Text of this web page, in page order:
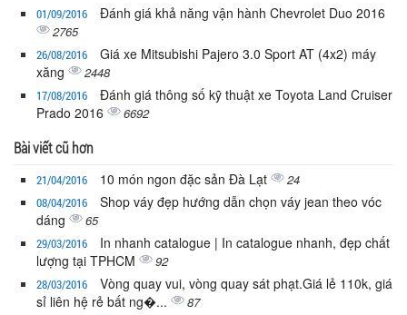
01/09/2016 Đánh giá khả năng vận hành Chevrolet Duo 2016
2765
26/08/2016
Giá xe Mitsubishi Pajero 3.0 Sport AT (4x2) máy
xăng
2448
17/08/2016
Đánh giá thông số kỹ thuật xe Toyota Land Cruiser
Prado 2016
6692
Bài viết cũ hơn
21/04/2016 10 món ngon đặc sản Đà Lạt 24
08/04/2016
Shop váy đẹp hướng dẫn chọn váy jean theo vóc
dáng
65
29/03/2016
In nhanh catalogue | In catalogue nhanh, đẹp chất
lượng tại TPHCM
92
28/03/2016
Vòng quay vui, vòng quay sát phạt.Giá lẻ 110k, giá
sỉ liên hệ rẻ bất ng�...
87